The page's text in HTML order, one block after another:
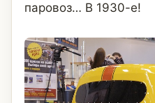
паровоз… В 1930-е!